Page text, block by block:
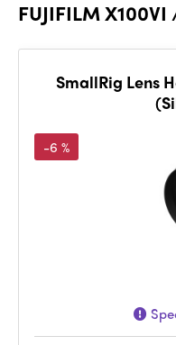
FUJIFILM
SmallRig Lens
-6 %